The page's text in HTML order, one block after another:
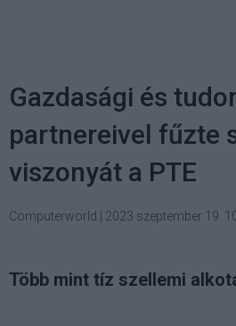
Gazdasági és
partnereivel fűzte
viszonyát a PTE
Computerworld 2023 szeptember 19.
Több mint tíz szellemi